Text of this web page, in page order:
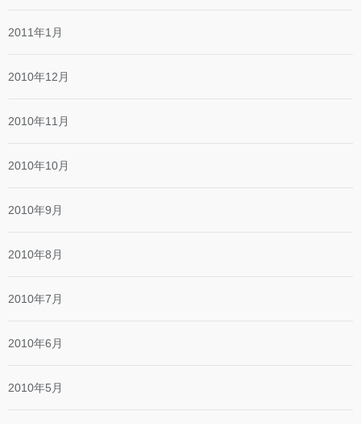
2011年1月
2010年12月
2010年11月
2010年10月
2010年9月
2010年8月
2010年7月
2010年6月
2010年5月